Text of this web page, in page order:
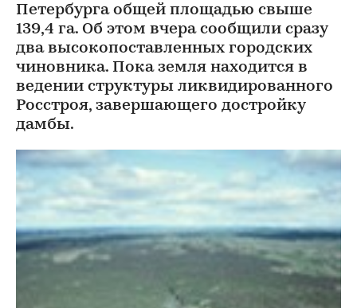
Петербурга общей площадью свыше
139,4 га. Об этом вчера сообщили сразу
два высокопоставленных городских
чиновника. Пока земля находится в
ведении структуры ликвидированного
Росстроя, завершающего достройку
дамбы.